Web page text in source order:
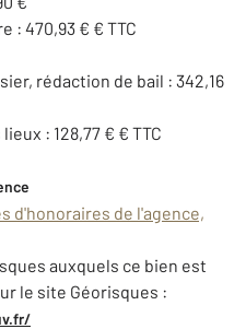
: 470,93 € € TTC
rédaction de bail : 342,16
: 128,77 € € TTC
d'honoraires de l'agence,
auxquels ce bien est
le site Géorisques :